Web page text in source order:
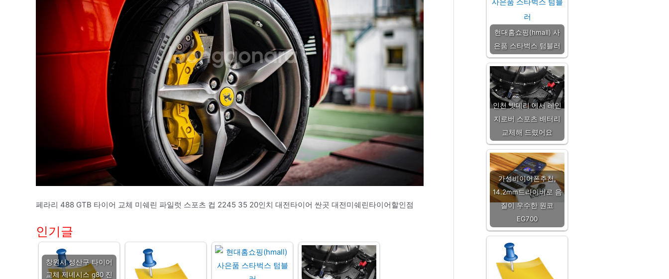
페라리 488 GTB 타이어 교체 미쉐린 파일럿 스포츠 컵 2245 35 20인치 대전타이어 싼곳 대전미쉐린타이어할인점
인기글
창원시 성산구 타이어
교체 제네시스 g80 진
현대홈쇼핑(hmall) 사
은품 스타벅스 텀블러
인천 밧데리 에서 레인
지로버 스포츠 배터리
교체해 드렸어요
가성비이어폰추천,
14.2mm드라이버로 음
질이 우수한 원코
EG700